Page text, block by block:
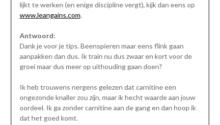
lijkt te werken (en enige discipline vergt), kijk dan eens op
www.leangains.com.
Antwoord:
Dank je voor je tips. Beenspieren maar eens flink gaan
aanpakken dan dus. Ik train nu dus zwaar en kort voor de
groei maar dus meer op uithouding gaan doen?
Ik heb trouwens nergens gelezen dat carnitine een
ongezonde knaller zou zijn, maar ik hecht waarde aan jouw
oordeel. Ik ga zonder carnitine aan de gang en dan hoop ik
dat het goed komt.